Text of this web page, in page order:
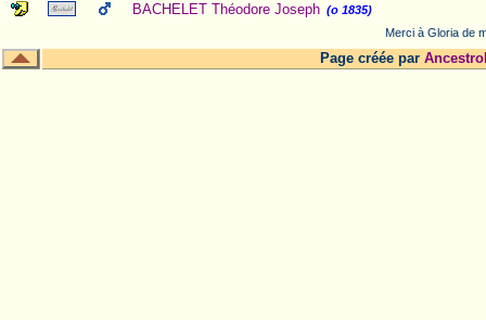
BACHELET Théodore Joseph (o 1835)
Merci à Gloria de
Page créée par